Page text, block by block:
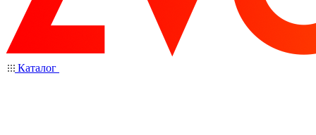
Каталог